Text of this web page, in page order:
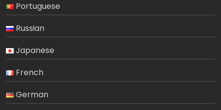
Portuguese
Russian
Japanese
French
German